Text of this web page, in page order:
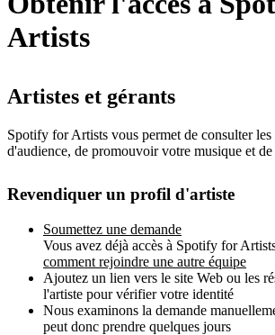
Artists
Artistes et gérants
Spotify for Artists vous permet de consulter les
d'audience, de promouvoir votre musique et
Revendiquer un profil d'artiste
Soumettez une demande
Vous avez déjà accès à Spotify for
comment rejoindre une autre équipe
Ajoutez un lien vers le site Web ou les
l'artiste pour vérifier votre identité
Nous examinons la demande
peut donc prendre quelques jours